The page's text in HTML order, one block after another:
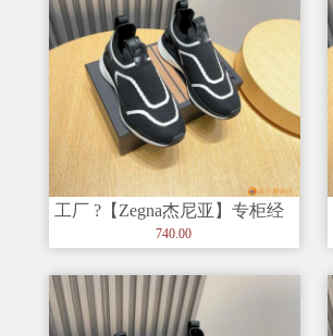
工厂 ?【Zegna杰尼亚】专柜经
典休闲鞋，以细节和创造力
740.00